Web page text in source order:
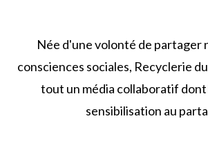
Née d'une volonté de partager
consciences sociales, Recyclerie
tout un média collaboratif dont
sensibilisation au